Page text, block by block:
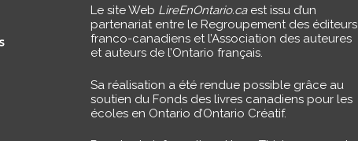
Le site Web LireEnOntario.caest issu d’un
partenariat entre le Regroupement des éditeurs
franco-canadiens et l’Association des auteures
et auteurs de l’Ontario français.
Sa réalisation a été rendue possible grâce au
soutien du Fonds des livres canadiens pour les
écoles en Ontario d’Ontario Créatif.